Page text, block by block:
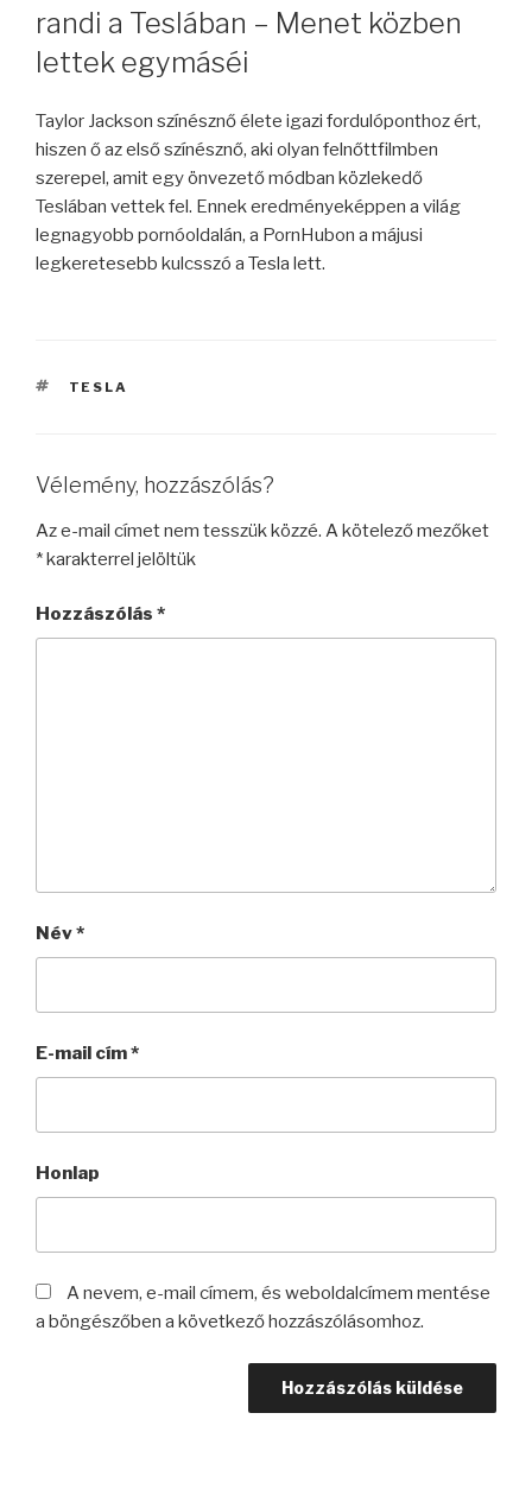
randi a Teslában – Menet közben
lettek egymáséi
Taylor Jackson színésznő élete igazi fordulóponthoz ért,
hiszen ő az első színésznő, aki olyan felnőttfilmben
szerepel, amit egy önvezető módban közlekedő
Teslában vettek fel. Ennek eredményeképpen a világ
legnagyobb pornóoldalán, a PornHubon a májusi
legkeretesebb kulcsszó a Tesla lett.
CÍMKÉK
TESLA
Vélemény, hozzászólás?
Az e-mail címet nem tesszük közzé. A kötelező mezőket
*karakterrel jelöltük
Hozzászólás *
Név*
E-mail cím*
Honlap
A nevem, e-mail címem, és weboldalcímem mentése
a böngészőben a következő hozzászólásomhoz.